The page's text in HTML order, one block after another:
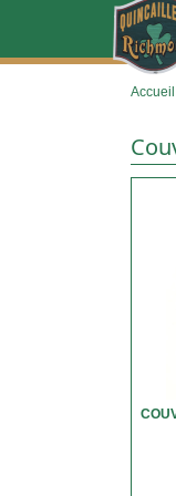
.
Accueil